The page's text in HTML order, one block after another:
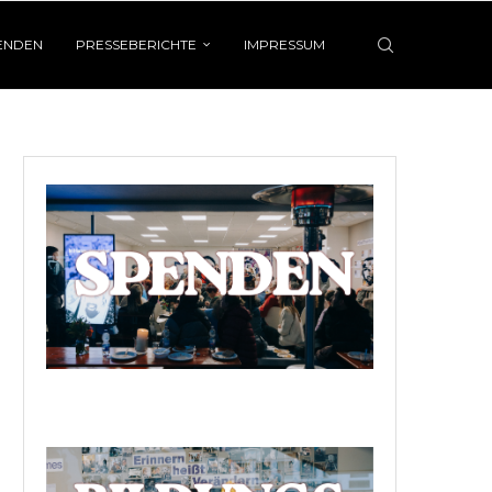
PRESSEBERICHTE IMPRESSUM